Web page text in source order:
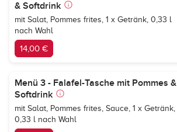
& Softdrink
mit Salat, Pommes frites, 1 x Getränk, 0,33 l
nach Wahl
14,00 €
Menü 3 - Falafel-Tasche mit Pommes &
Softdrink
mit Salat, Pommes frites, Sauce, 1 x Getränk,
0,33 l nach Wahl